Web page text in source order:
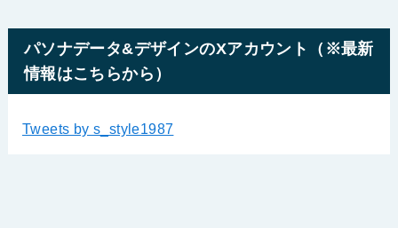
パソナデータ&デザインのXアカウント（※最新
情報はこちらから）
Tweets by s_style1987